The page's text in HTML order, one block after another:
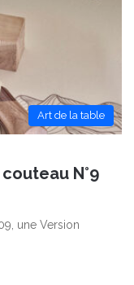
Art de la table
N°9
une Version